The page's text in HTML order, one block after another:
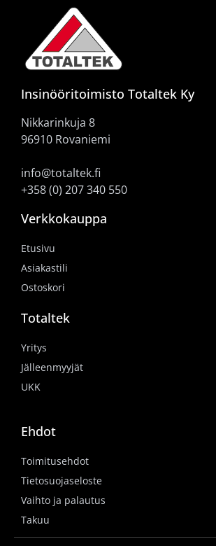
Insinööritoimisto Totaltek Ky
Nikkarinkuja 8
96910 Rovaniemi
info@totaltek.fi
+358 (0) 207 340 550
Verkkokauppa
Etusivu
Asiakastili
Ostoskori
Totaltek
Yritys
Jälleenmyyjät
UKK
Ehdot
Toimitusehdot
Tietosuojaseloste
Vaihto ja palautus
Takuu